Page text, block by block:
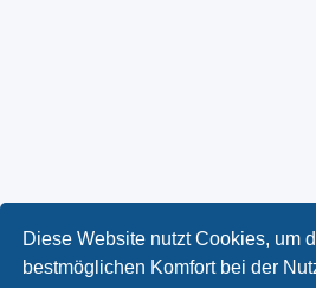
Diese Website nutzt Cookies, um
bestmöglichen Komfort bei der